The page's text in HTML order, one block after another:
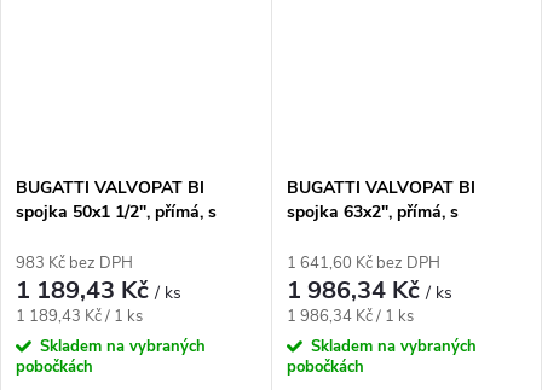
BUGATTI VALVOPAT BI
spojka 50x1 1/2", přímá, s
voda/plyn, mosaz
983 Kč bez DPH
1 189,43 Kč/ ks
Měrná
cena:
1 189,43 Kč / 1 ks
Skladem na vybraných
pobočkách
BUGATTI VALVOPAT BI
spojka 63x2", přímá, s
voda/plyn, mosaz
1 641,60 Kč bez DPH
1 986,34 Kč/ ks
Měrná
cena:
1 986,34 Kč / 1 ks
Skladem na vybraných
pobočkách